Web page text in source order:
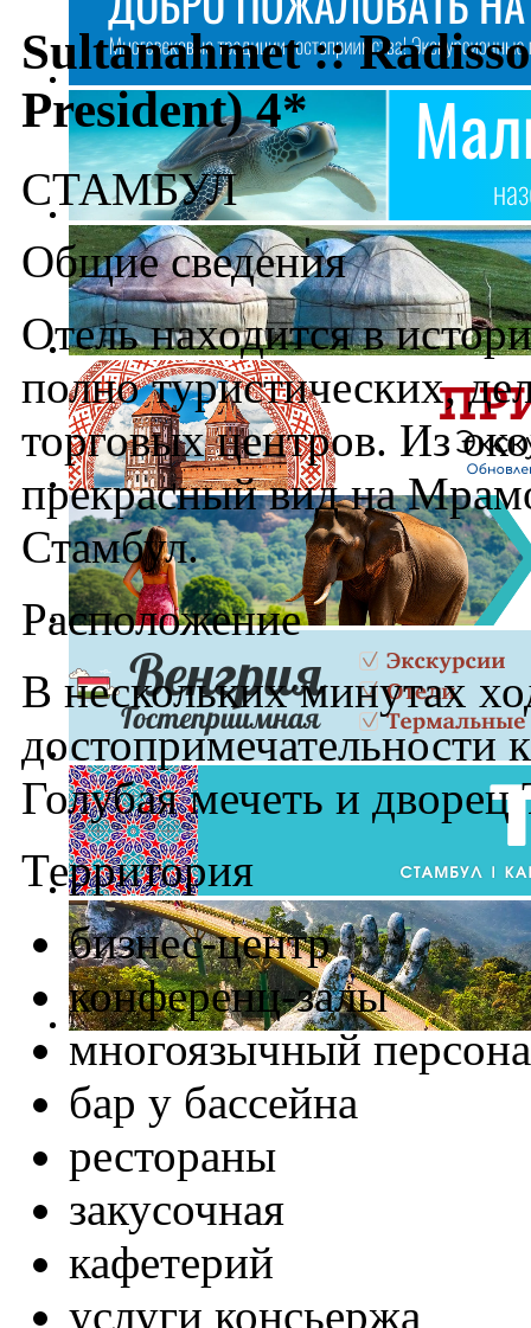
Sultanahmet ::
President) 4*
СТАМБУЛ
Общие сведения
Отель находится в
полно туристических,
торговых центров. Из
прекрасный вид на
Стамбул.
Расположение
В нескольких минутах
Голубая мечеть и
Территория
бизнес-центр
конференц-залы
многоязычный
бар у бассейна
рестораны
закусочная
кафетерий
услуги консьержа